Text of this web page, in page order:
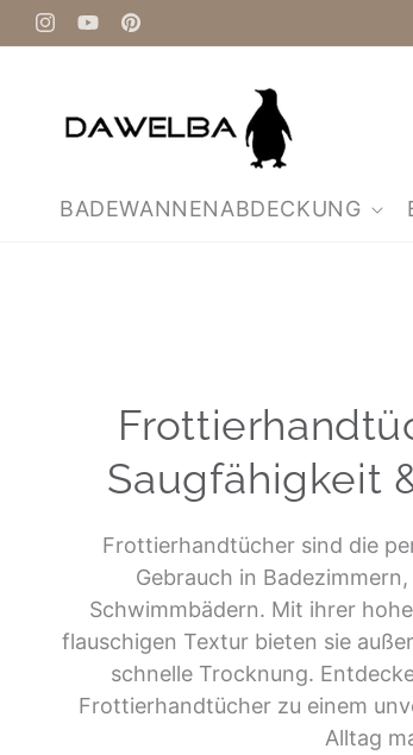
zum
Inhalt
InstagramYouTubePinterest
BADEWANNENABDECKUNG
Saugfähigkeit
Frottierhandtücher sind die
Gebrauch in
Schwimmbädern. Mit ihrer
flauschigen Textur bieten sie
schnelle Trocknung.
Frottierhandtücher zu einem
Alltag